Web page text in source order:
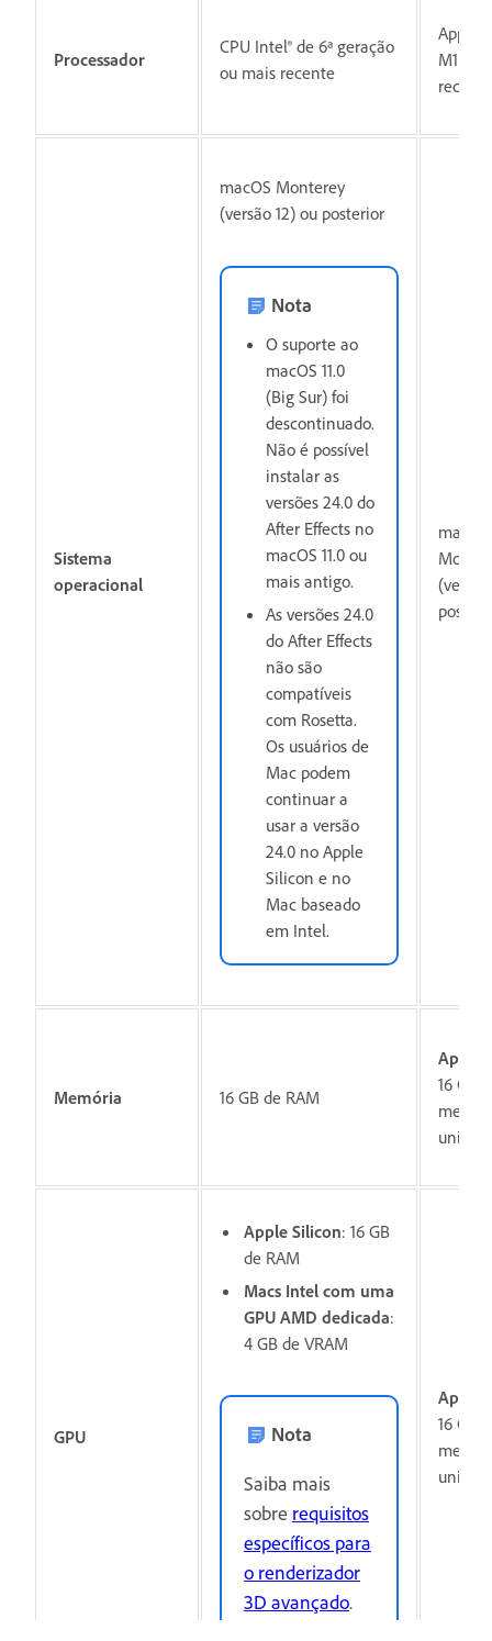
Processador
CPU Intel® de 6ª geração
ou mais recente
Apple
M1 ou
recente
Sistema
operacional
macOS Monterey
(versão 12) ou posterior
Nota
O suporte ao
macOS 11.0
(Big Sur) foi
descontinuado.
Não é possível
instalar as
versões 24.0 do
After Effects no
macOS 11.0 ou
mais antigo.
As versões 24.0
do After Effects
não são
compatíveis
com Rosetta.
Os usuários de
Mac podem
continuar a
usar a versão
24.0 no Apple
Silicon e no
Mac baseado
em Intel.
macOS
Memória 16 GB de RAM
Apple
16 GB
GPU
Apple Silicon: 16 GB
de RAM
Macs Intel com uma
GPU AMD dedicada:
4 GB de VRAM
Nota
Saiba mais
sobre requisitos
específicos para
o renderizador
3D avançado.
Apple
16 GB